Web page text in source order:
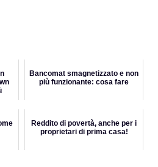
Bancomat smagnetizzato e non
più funzionante: cosa fare
Reddito di povertà, anche per i
proprietari di prima casa!